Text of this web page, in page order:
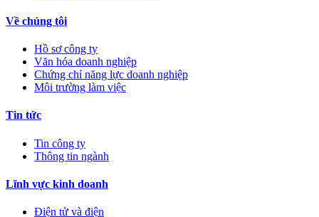
Về chúng tôi
Hồ sơ công ty
Văn hóa doanh nghiệp
Chứng chỉ năng lực doanh nghiệp
Môi trường làm việc
Tin tức
Tin công ty
Thông tin ngành
Lĩnh vực kinh doanh
Điện tử và điện